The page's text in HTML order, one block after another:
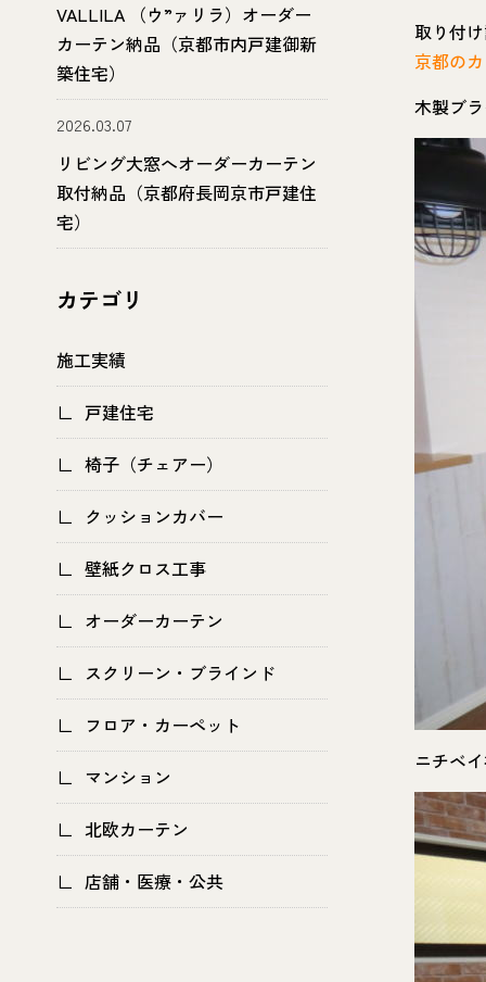
VALLILA （ウ”ァリラ）オーダー
カーテン納品（京都市内戸建御新
築住宅）
2026.03.07
リビング大窓へオーダーカーテン
取付納品（京都府長岡京市戸建住
宅）
カテゴリ
施工実績
戸建住宅
椅子（チェアー）
クッションカバー
壁紙クロス工事
オーダーカーテン
スクリーン・ブラインド
フロア・カーペット
マンション
北欧カーテン
店舗・医療・公共
取り付
京都の
木製ブ
ニチベ